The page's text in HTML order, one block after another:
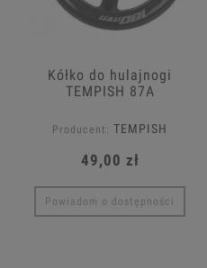
Kółko do hulajnogi
TEMPISH 87A
Producent: TEMPISH
49,00 zł
Powiadom o dostępności